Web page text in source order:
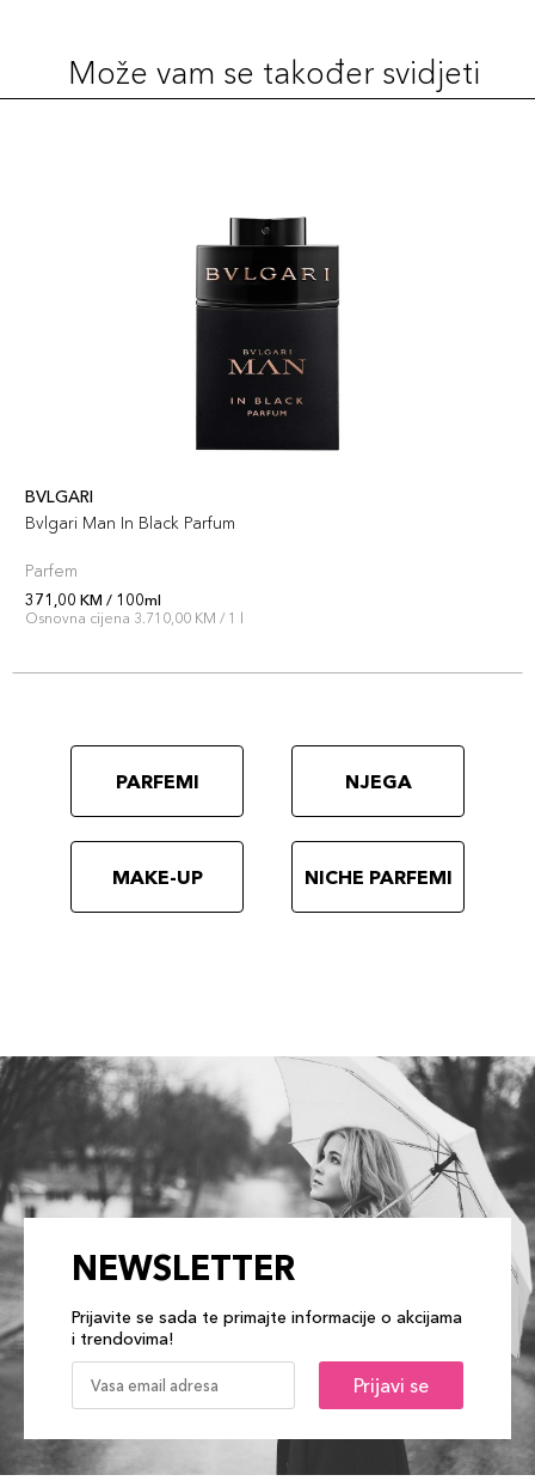
Može vam se također svidjeti
BVLGARI
Bvlgari Man In Black Parfum
Parfem
371,00 KM / 100ml
Osnovna cijena 3.710,00 KM / 1 l
PARFEMI NJEGA
MAKE-UP NICHE PARFEMI
NEWSLETTER
Prijavite se sada te primajte informacije o akcijama
i trendovima!
Prijavi se